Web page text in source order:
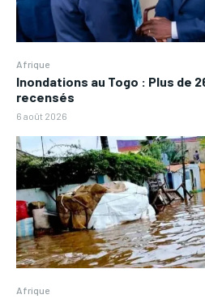
Afrique
Inondations au Togo : Plus de
recensés
6 août 2026
Afrique